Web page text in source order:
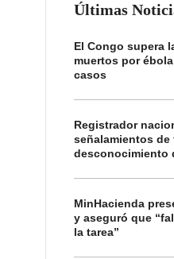
Últimas
El Congo supera
muertos por
casos
Registrador
señalamientos
desconocimiento
MinHacienda
y aseguró que
la tarea”